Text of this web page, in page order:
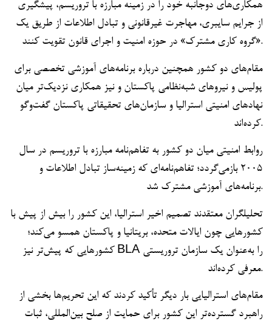
همکاری‌های دوجانبه خود را در زمینه مبارزه با تروریسم، پیشگیری
از جرایم سایبری، مهاجرت غیرقانونی و تبادل اطلاعات از طریق یک
«گروه کاری مشترک» در حوزه امنیت و اجرای قانون تقویت کنند.
مقام‌های دو کشور همچنین درباره برنامه‌های آموزشی تخصصی برای
پولیس و نیروهای شبه‌نظامی پاکستان و نیز همکاری نزدیک‌تر میان
نهادهای امنیتی استرالیا و سازمان‌های تحقیقاتی پاکستان گفت‌وگو
کرده‌اند.
روابط امنیتی میان دو کشور به تفاهم‌نامه مبارزه با تروریسم در سال
۲۰۰۵ بازمی‌گردد؛ تفاهم‌نامه‌ای که زمینه‌ساز تبادل اطلاعات و
برنامه‌های آموزشی مشترک شد.
تحلیلگران معتقدند تصمیم اخیر استرالیا، این کشور را بیش از پیش با
کشورهایی چون ایالات متحده، بریتانیا و پاکستان همسو می‌کند؛
کشورهایی که پیش‌تر نیز BLA را به‌عنوان یک سازمان تروریستی
معرفی کرده‌اند.
مقام‌های استرالیایی بار دیگر تأکید کردند که این تحریم‌ها بخشی از
راهبرد گسترده‌تر این کشور برای حمایت از صلح بین‌المللی، ثبات